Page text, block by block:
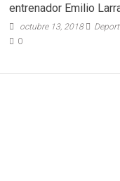
entrenador Emilio
octubre 13, 2018
0